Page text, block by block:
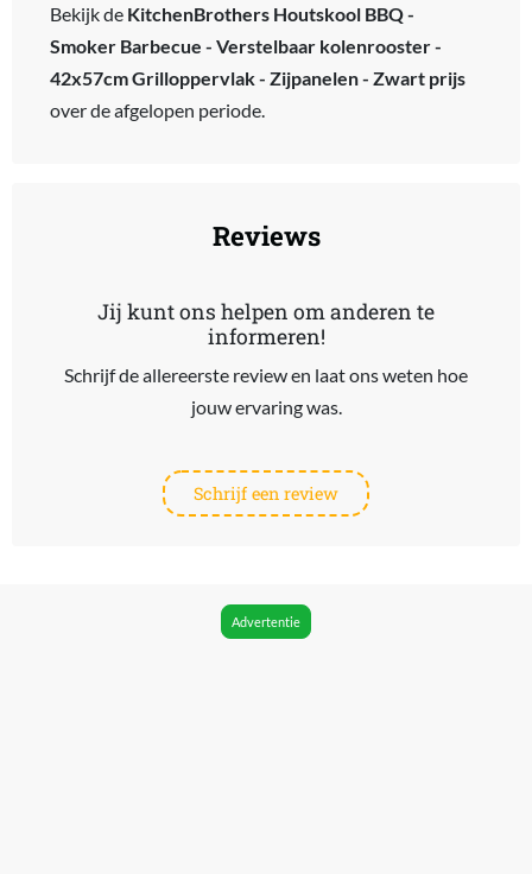
Bekijk de KitchenBrothers Houtskool BBQ -
Smoker Barbecue - Verstelbaar kolenrooster -
42x57cm Grilloppervlak - Zijpanelen - Zwart prijs
over de afgelopen periode.
Reviews
Jij kunt ons helpen om anderen te
informeren!
Schrijf de allereerste review en laat ons weten hoe
jouw ervaring was.
Schrijf een review
Advertentie